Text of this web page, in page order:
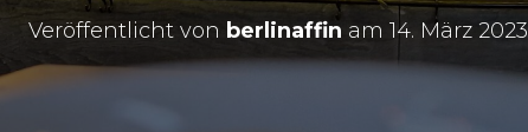
Veröffentlicht von berlinaffin am 14. März 2023